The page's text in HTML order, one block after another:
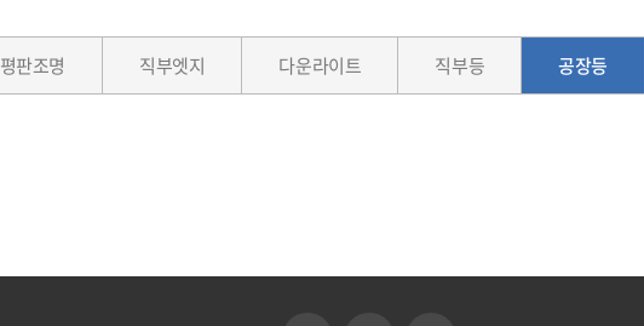
평판조명 직부엣지 다운라이트 직부등 공장등